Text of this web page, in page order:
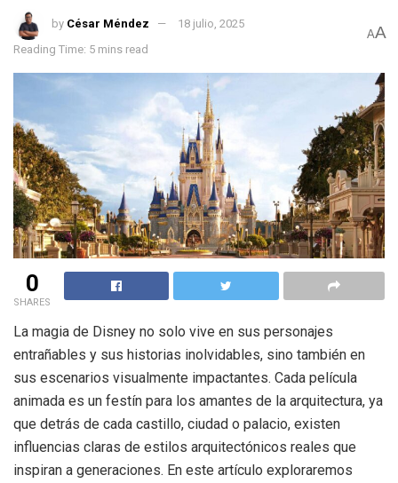
by César Méndez
18 julio, 2025
Reading Time: 5 mins read
AA
0
SHARES
La magia de Disney no solo vive en sus personajes
entrañables y sus historias inolvidables, sino también en
sus escenarios visualmente impactantes. Cada película
animada es un festín para los amantes de la arquitectura, ya
que detrás de cada castillo, ciudad o palacio, existen
influencias claras de estilos arquitectónicos reales que
inspiran a generaciones. En este artículo exploraremos